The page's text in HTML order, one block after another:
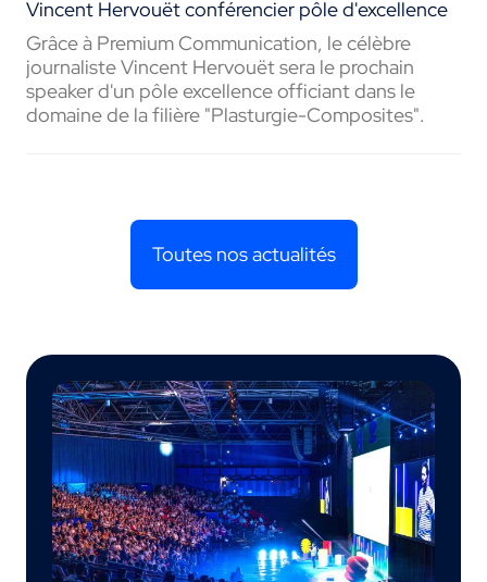
Vincent Hervouët conférencier pôle d'excellence
Grâce à Premium Communication, le célèbre
journaliste Vincent Hervouët sera le prochain
speaker d'un pôle excellence officiant dans le
domaine de la filière "Plasturgie-Composites".
Toutes nos actualités